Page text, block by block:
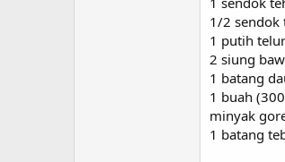
1/2 sendok
1 putih
2 siung
1 batang
1 buah
minyak
1 batang